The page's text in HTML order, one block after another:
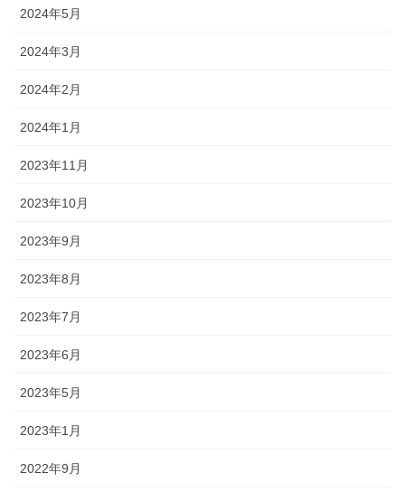
2024年5月
2024年3月
2024年2月
2024年1月
2023年11月
2023年10月
2023年9月
2023年8月
2023年7月
2023年6月
2023年5月
2023年1月
2022年9月